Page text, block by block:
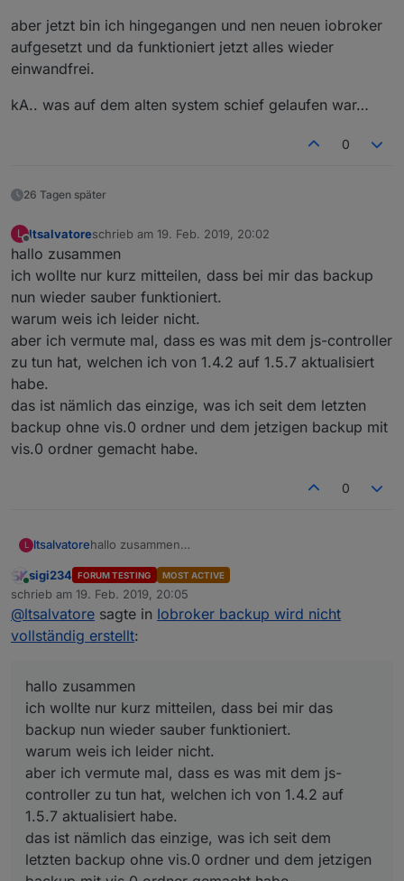
aber jetzt bin ich hingegangen und nen neuen iobroker
aufgesetzt und da funktioniert jetzt alles wieder
einwandfrei.
kA.. was auf dem alten system schief gelaufen war…
0
26 Tagen später
L
Offline
ltsalvatoreschrieb am 19. Feb. 2019, 20:02
zuletzt editiert von
hallo zusammen
ich wollte nur kurz mitteilen, dass bei mir das backup
nun wieder sauber funktioniert.
warum weis ich leider nicht.
aber ich vermute mal, dass es was mit dem js-controller
zu tun hat, welchen ich von 1.4.2 auf 1.5.7 aktualisiert
habe.
das ist nämlich das einzige, was ich seit dem letzten
backup ohne vis.0 ordner und dem jetzigen backup mit
vis.0 ordner gemacht habe.
0
L ltsalvatorehallo zusammen
backup nun wieder sauber funktioniert.
warum weis ich leider nicht.
aber ich vermute mal, dass es was mit dem js-
controller zu tun hat, welchen ich von 1.4.2 auf 1.5.7
aktualisiert habe.
backup ohne vis.0 ordner und dem jetzigen backup
mit vis.0 ordner gemacht habe.
Online
sigi234 FORUM TESTING MOST ACTIVE
schrieb am 19. Feb. 2019, 20:05
zuletzt editiert von
@ltsalvatore sagte in Iobroker backup wird nicht
vollständig erstellt:
hallo zusammen
ich wollte nur kurz mitteilen, dass bei mir das
backup nun wieder sauber funktioniert.
warum weis ich leider nicht.
aber ich vermute mal, dass es was mit dem js-
controller zu tun hat, welchen ich von 1.4.2 auf
1.5.7 aktualisiert habe.
das ist nämlich das einzige, was ich seit dem
letzten backup ohne vis.0 ordner und dem jetzigen